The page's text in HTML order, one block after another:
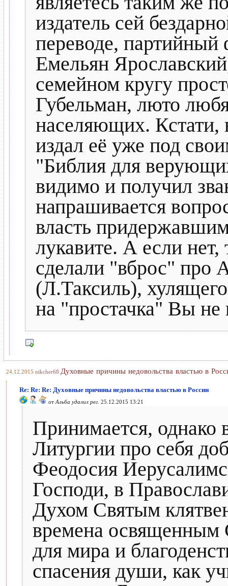
издатель сей
переводе,
Емельян
семейном кругу
Губельман, люто
населяющих. Кстати,
издал её уже под
"Библия для
видимо и получил
напрашивается
власть
лукавите. А если
сделали "вброс" про
(Л.Таксиль),
на "простачка" Вы
24.12.2015 nikcher68 Духовные причины недовольства властью в
Re: Re: Re: Духовные причины недовольства властью в России
от Альба удалил рег. 25.12.2015 13:21
Принимается, однако
Литургии про себя
Феодосия
Господи, в
Духом Святым
времена освященным
для мира и
спасения души, как